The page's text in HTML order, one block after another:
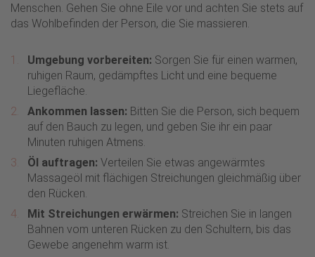
Menschen. Gehen Sie ohne Eile vor und achten Sie stets auf
das Wohlbefinden der Person, die Sie massieren.
Umgebung vorbereiten: Sorgen Sie für einen warmen,
ruhigen Raum, gedämpftes Licht und eine bequeme
Liegefläche.
Ankommen lassen: Bitten Sie die Person, sich bequem
auf den Bauch zu legen, und geben Sie ihr ein paar
Minuten ruhigen Atmens.
Öl auftragen: Verteilen Sie etwas angewärmtes
Massageöl mit flächigen Streichungen gleichmäßig über
den Rücken.
Mit Streichungen erwärmen: Streichen Sie in langen
Bahnen vom unteren Rücken zu den Schultern, bis das
Gewebe angenehm warm ist.